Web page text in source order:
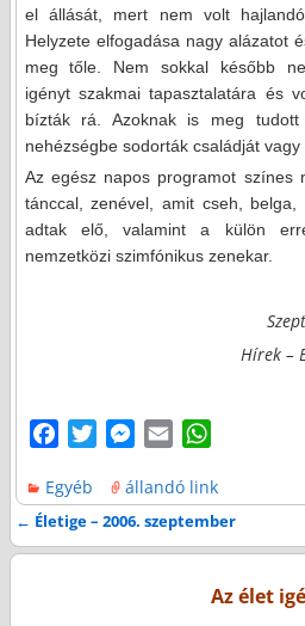
el állását, mert nem volt
Helyzete elfogadása nagy alázatot
meg tőle. Nem sokkal később
igényt szakmai tapasztalatára és
bízták rá. Azoknak is meg tudott
nehézségbe sodorták családját vagy
Az egész napos programot színes
tánccal, zenével, amit cseh, belga,
adtak elő, valamint a külön
nemzetközi szimfónikus zenekar.
Hírek –
c
e
b
t
t
M
s
s
e
a
i
l
a
t
s
p
Egyéb állandó link
Bejegyzés navigáció
← Életige – 2006. szeptember
Az élet